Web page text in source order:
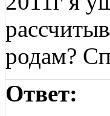
родам?
Ответ: